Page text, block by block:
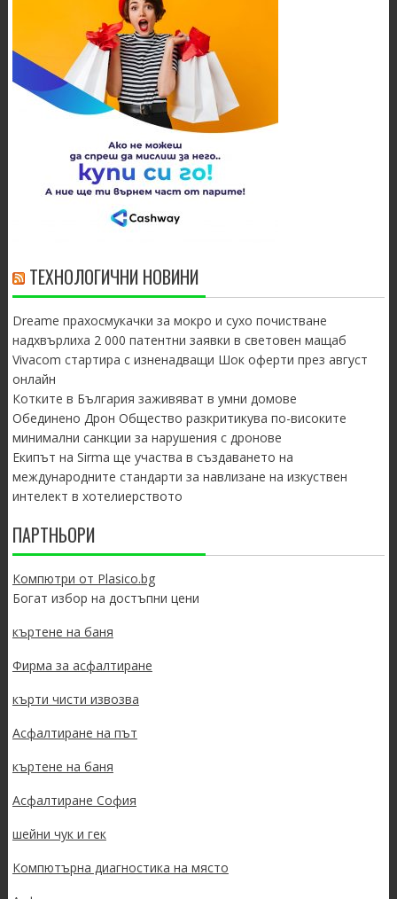
ТЕХНОЛОГИЧНИ НОВИНИ
Dreame прахосмукачки за мокро и сухо почистване
надхвърлиха 2 000 патентни заявки в световен мащаб
Vivacom стартира с изненадващи Шок оферти през август
онлайн
Котките в България заживяват в умни домове
Обединено Дрон Общество разкритикува по-високите
минимални санкции за нарушения с дронове
Екипът на Sirma ще участва в създаването на
международните стандарти за навлизане на изкуствен
интелект в хотелиерството
ПАРТНЬОРИ
Компютри от Plasico.bg
Богат избор на достъпни цени
къртене на баня
Фирма за асфалтиране
кърти чисти извозва
Асфалтиране на път
къртене на баня
Асфалтиране София
шейни чук и гек
Компютърна диагностика на място